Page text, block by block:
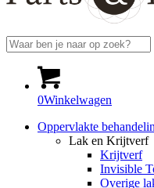
0Winkelwagen
Oppervlakte
Lak en Krijtverf
Krijtverf
Invisible
Overige